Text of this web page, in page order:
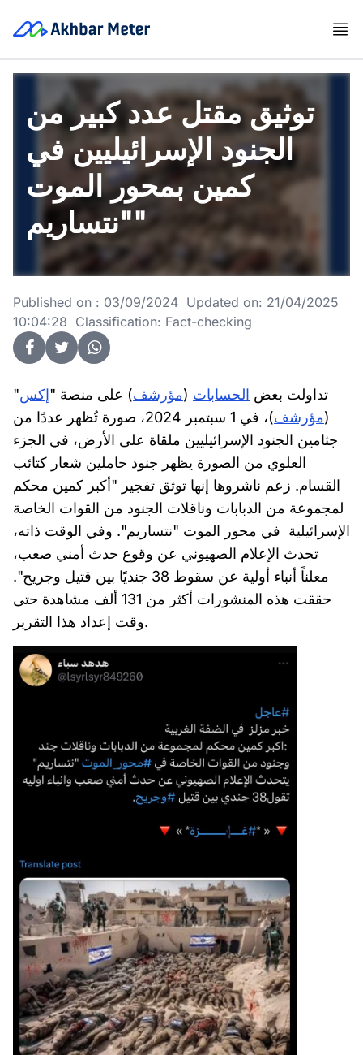
توثيق مقتل عدد كبير من
الجنود الإسرائيليين في
كمين بمحور الموت
"نتساريم"
Published on : 03/09/2024 Updated on: 21/04/2025
10:04:28 Classification: Fact-checking
تداولت بعض الحسابات (مؤرشف) على منصة "إكس"
(مؤرشف
)، في 1 سبتمبر 2024، صورة تُظهر عددًا من
جثامين الجنود الإسرائيليين ملقاة على الأرض، في الجزء
العلوي من الصورة يظهر جنود حاملين شعار كتائب
القسام. زعم ناشروها إنها توثق تفجير "أكبر كمين محكم
لمجموعة من الدبابات وناقلات الجنود من القوات الخاصة
الإسرائيلية في محور الموت "نتساريم". وفي الوقت ذاته،
تحدث الإعلام الصهيوني عن وقوع حدث أمني صعب،
معلناً أنباء أولية عن سقوط 38 جنديًا بين قتيل وجريح".
حققت هذه المنشورات أكثر من 131 ألف مشاهدة حتى
وقت إعداد هذا التقرير.